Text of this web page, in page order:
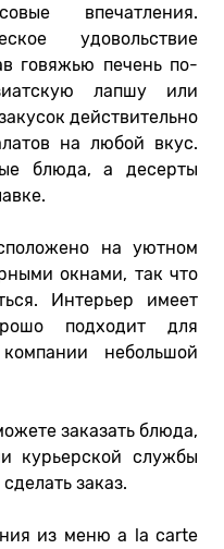
впечатления.
удовольствие
говяжью печень по-
лапшу или
действительно
на любой вкус.
блюда, а десерты
на уютном
окнами, так что
Интерьер имеет
подходит для
небольшой
заказать блюда,
курьерской службы
заказ.
из меню a la carte